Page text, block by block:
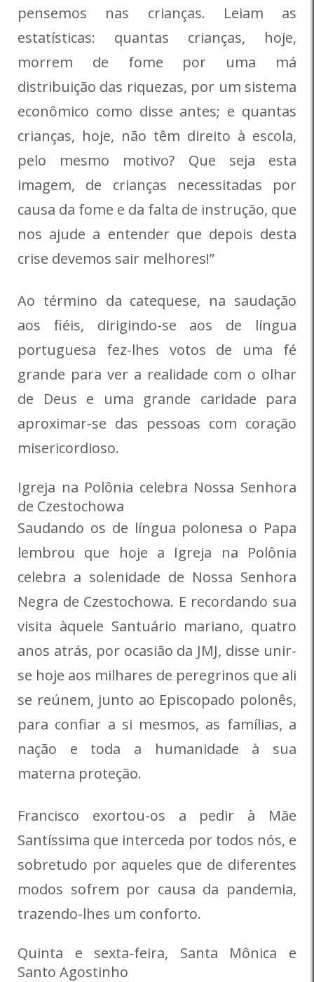
pensemos nas crianças. Leiam as
estatísticas: quantas crianças, hoje,
morrem de fome por uma má
distribuição das riquezas, por um sistema
econômico como disse antes; e quantas
crianças, hoje, não têm direito à escola,
pelo mesmo motivo? Que seja esta
imagem, de crianças necessitadas por
causa da fome e da falta de instrução, que
nos ajude a entender que depois desta
crise devemos sair melhores!”
Ao término da catequese, na saudação
aos fiéis, dirigindo-se aos de língua
portuguesa fez-lhes votos de uma fé
grande para ver a realidade com o olhar
de Deus e uma grande caridade para
aproximar-se das pessoas com coração
misericordioso.
Igreja na Polônia celebra Nossa Senhora
de Czestochowa
Saudando os de língua polonesa o Papa
lembrou que hoje a Igreja na Polônia
celebra a solenidade de Nossa Senhora
Negra de Czestochowa. E recordando sua
visita àquele Santuário mariano, quatro
anos atrás, por ocasião da JMJ, disse unir-
se hoje aos milhares de peregrinos que ali
se reúnem, junto ao Episcopado polonês,
para confiar a si mesmos, as famílias, a
nação e toda a humanidade à sua
materna proteção.
Francisco exortou-os a pedir à Mãe
Santíssima que interceda por todos nós, e
sobretudo por aqueles que de diferentes
modos sofrem por causa da pandemia,
trazendo-lhes um conforto.
Quinta e sexta-feira, Santa Mônica e
Santo Agostinho